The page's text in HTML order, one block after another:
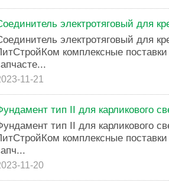
электротяговый для
электротяговый для
комплексные
11-21
тип II для карликового
тип II для карликового
комплексные
11-20